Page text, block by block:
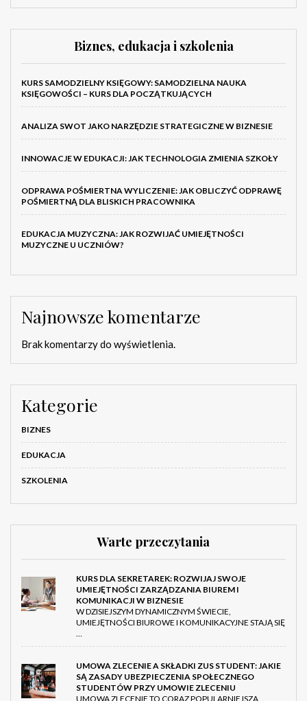
Biznes, edukacja i szkolenia
KURS SAMODZIELNY KSIĘGOWY: SAMODZIELNA NAUKA
KSIĘGOWOŚCI – KURS DLA POCZĄTKUJĄCYCH
ANALIZA SWOT JAKO NARZĘDZIE STRATEGICZNE W BIZNESIE
INNOWACJE W EDUKACJI: JAK TECHNOLOGIA ZMIENIA SZKOŁY
ODPRAWA POŚMIERTNA WYLICZENIE: JAK OBLICZYĆ ODPRAWĘ
POŚMIERTNĄ DLA BLISKICH PRACOWNIKA
EDUKACJA MUZYCZNA: JAK ROZWIJAĆ UMIEJĘTNOŚCI
MUZYCZNE U UCZNIÓW?
Najnowsze komentarze
Brak komentarzy do wyświetlenia.
Kategorie
BIZNES
EDUKACJA
SZKOLENIA
Warte przeczytania
KURS DLA SEKRETAREK: ROZWIJAJ SWOJE
UMIEJĘTNOŚCI ZARZĄDZANIA BIUREM I
KOMUNIKACJI W BIZNESIE
W DZISIEJSZYM DYNAMICZNYM ŚWIECIE,
UMIEJĘTNOŚCI BIUROWE I KOMUNIKACYJNE STAJĄ SIĘ
…
UMOWA ZLECENIE A SKŁADKI ZUS STUDENT: JAKIE
SĄ ZASADY UBEZPIECZENIA SPOŁECZNEGO
STUDENTÓW PRZY UMOWIE ZLECENIU
UMOWA ZLECENIE TO CORAZ POPULARNIEJSZA